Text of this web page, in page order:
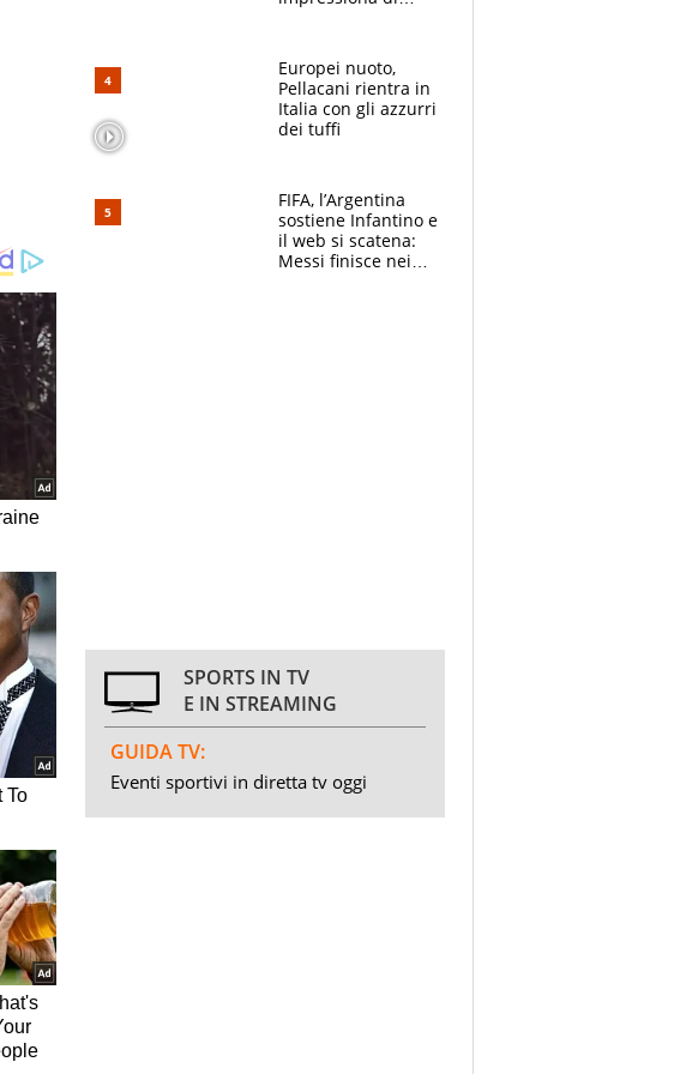
E svela la sorpresa
agli Europei
Europei nuoto,
Pellacani rientra in
Italia con gli azzurri
dei tuffi
FIFA, l’Argentina
sostiene Infantino e
il web si scatena:
Messi finisce nei
SPORTS IN TV
E IN STREAMING
GUIDA TV:
Eventi sportivi in diretta tv oggi